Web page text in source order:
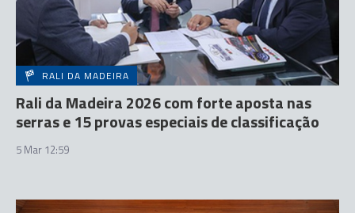
RALI DA MADEIRA
Rali da Madeira 2026 com forte aposta nas
serras e 15 provas especiais de classificação
5 Mar 12:59